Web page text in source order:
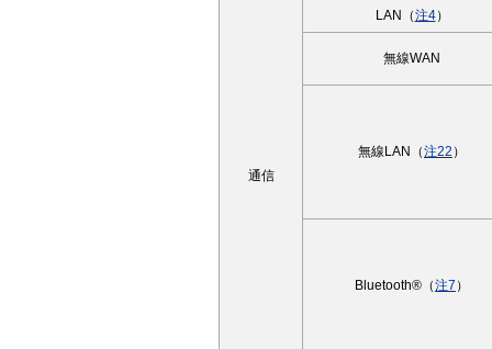
通信
LAN（注4）
無線WAN
無線LAN（注22 ）
Bluetooth®（注7 ）